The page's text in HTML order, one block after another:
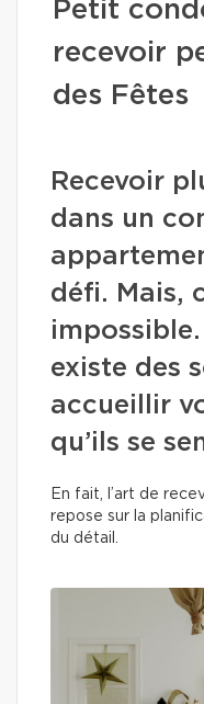
Petit
recevoir
des Fêtes
Recevoir
dans un
défi. Mais,
impossible.
existe des
accueillir
qu’ils se
En fait, l’art de
repose sur la
du détail.